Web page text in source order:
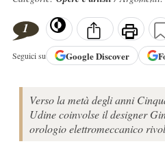
1
Seguici su GoogleDiscover
Verso la metà degli anni
Udine coinvolse il designer
orologio elettromeccanico